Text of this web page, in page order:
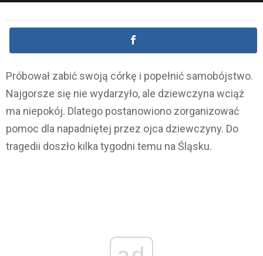
Próbował zabić swoją córkę i popełnić samobójstwo.
Najgorsze się nie wydarzyło, ale dziewczyna wciąż
ma niepokój. Dlatego postanowiono zorganizować
pomoc dla napadniętej przez ojca dziewczyny. Do
tragedii doszło kilka tygodni temu na Śląsku.